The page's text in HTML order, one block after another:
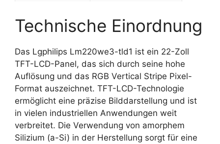
Technische Einordnung
Das Lgphilips Lm220we3-tld1 ist ein 22-Zoll
TFT-LCD-Panel, das sich durch seine hohe
Auflösung und das RGB Vertical Stripe Pixel-
Format auszeichnet. TFT-LCD-Technologie
ermöglicht eine präzise Bilddarstellung und ist
in vielen industriellen Anwendungen weit
verbreitet. Die Verwendung von amorphem
Silizium (a-Si) in der Herstellung sorgt für eine